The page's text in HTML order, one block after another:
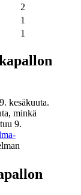
2
1
1
kesäkuuta.
minkä
9.